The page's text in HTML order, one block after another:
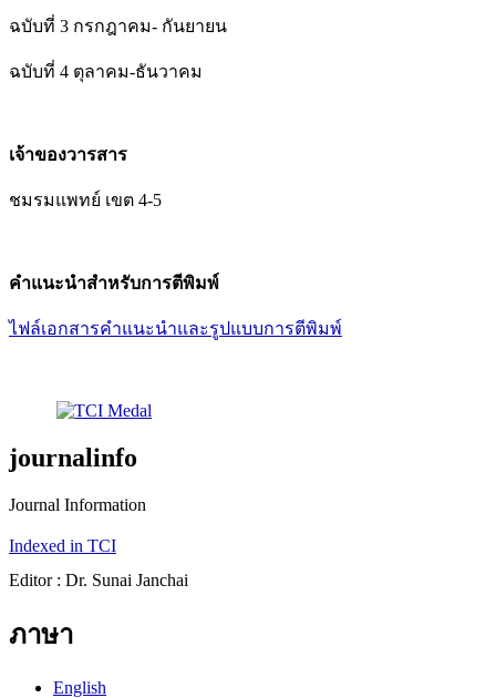
ฉบับที่ 3 กรกฎาคม- กันยายน
ฉบับที่ 4 ตุลาคม-ธันวาคม
เจ้าของวารสาร
ชมรมแพทย์ เขต 4-5
คำแนะนำสำหรับการตีพิมพ์
ไฟล์เอกสารคำแนะนำและรูปแบบการตีพิมพ์
journalinfo
Journal Information
Indexed in TCI
Editor : Dr. Sunai Janchai
ภาษา
English